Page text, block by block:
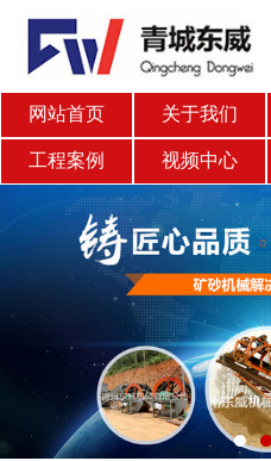
网站首页 关于我们
工程案例 视频中心